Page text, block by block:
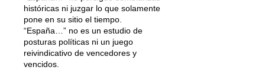
históricas ni juzgar lo que solamente
pone en su sitio el tiempo.
“España…” no es un estudio de
posturas políticas ni un juego
reivindicativo de vencedores y
vencidos.